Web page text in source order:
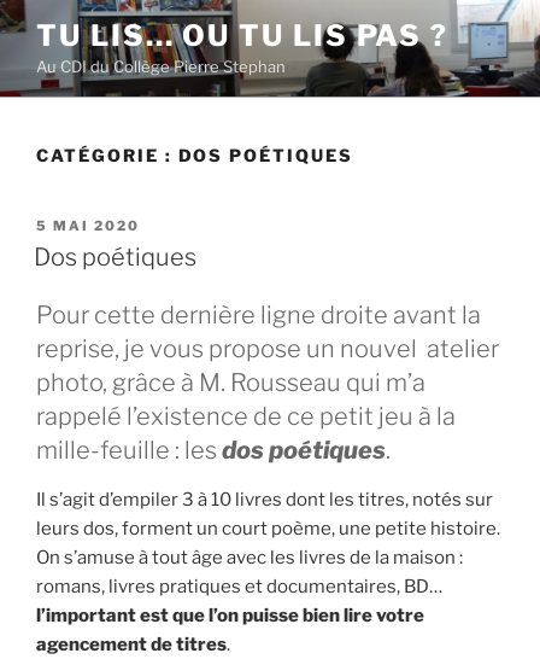
Aller
contenu
principal
TU LIS… OU TU LIS PAS ?
Au CDI du Collège Pierre Stephan
CATÉGORIE : DOS POÉTIQUES
PUBLIÉ
LE
5 MAI 2020
Dos poétiques
Pour cette dernière ligne droite avant la
reprise, je vous propose un nouvel atelier
photo, grâce à M. Rousseau qui m’a
rappelé l’existence de ce petit jeu à la
mille-feuille : les dos poétiques.
Il s’agit d’empiler 3 à 10 livres dont les titres, notés sur
leurs dos, forment un court poème, une petite histoire.
On s’amuse à tout âge avec les livres de la maison :
romans, livres pratiques et documentaires, BD…
l’important est que l’on puisse bien lire votre
agencement de titres.